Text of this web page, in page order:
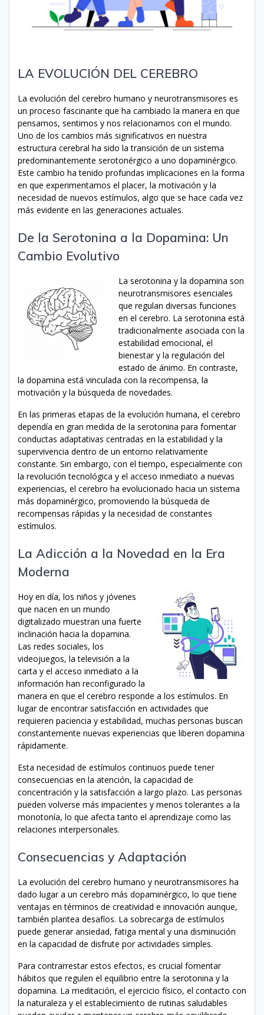
LA EVOLUCIÓN DEL CEREBRO
La evolución del cerebro humano y neurotransmisores es
un proceso fascinante que ha cambiado la manera en que
pensamos, sentimos y nos relacionamos con el mundo.
Uno de los cambios más significativos en nuestra
estructura cerebral ha sido la transición de un sistema
predominantemente serotonérgico a uno dopaminérgico.
Este cambio ha tenido profundas implicaciones en la forma
en que experimentamos el placer, la motivación y la
necesidad de nuevos estímulos, algo que se hace cada vez
más evidente en las generaciones actuales.
De la Serotonina a la Dopamina: Un
Cambio Evolutivo
La serotonina y la dopamina son
neurotransmisores esenciales
que regulan diversas funciones
en el cerebro. La serotonina está
tradicionalmente asociada con la
estabilidad emocional, el
bienestar y la regulación del
estado de ánimo. En contraste,
la dopamina está vinculada con la recompensa, la
motivación y la búsqueda de novedades.
En las primeras etapas de la evolución humana, el cerebro
dependía en gran medida de la serotonina para fomentar
conductas adaptativas centradas en la estabilidad y la
supervivencia dentro de un entorno relativamente
constante. Sin embargo, con el tiempo, especialmente con
la revolución tecnológica y el acceso inmediato a nuevas
experiencias, el cerebro ha evolucionado hacia un sistema
más dopaminérgico, promoviendo la búsqueda de
recompensas rápidas y la necesidad de constantes
estímulos.
La Adicción a la Novedad en la Era
Moderna
Hoy en día, los niños y jóvenes
que nacen en un mundo
digitalizado muestran una fuerte
inclinación hacia la dopamina.
Las redes sociales, los
videojuegos, la televisión a la
carta y el acceso inmediato a la
información han reconfigurado la
manera en que el cerebro responde a los estímulos. En
lugar de encontrar satisfacción en actividades que
requieren paciencia y estabilidad, muchas personas buscan
constantemente nuevas experiencias que liberen dopamina
rápidamente.
Esta necesidad de estímulos continuos puede tener
consecuencias en la atención, la capacidad de
concentración y la satisfacción a largo plazo. Las personas
pueden volverse más impacientes y menos tolerantes a la
monotonía, lo que afecta tanto el aprendizaje como las
relaciones interpersonales.
Consecuencias y Adaptación
La evolución del cerebro humano y neurotransmisores ha
dado lugar a un cerebro más dopaminérgico, lo que tiene
ventajas en términos de creatividad e innovación aunque,
también plantea desafíos. La sobrecarga de estímulos
puede generar ansiedad, fatiga mental y una disminución
en la capacidad de disfrute por actividades simples.
Para contrarrestar estos efectos, es crucial fomentar
hábitos que regulen el equilibrio entre la serotonina y la
dopamina. La meditación, el ejercicio físico, el contacto con
la naturaleza y el establecimiento de rutinas saludables